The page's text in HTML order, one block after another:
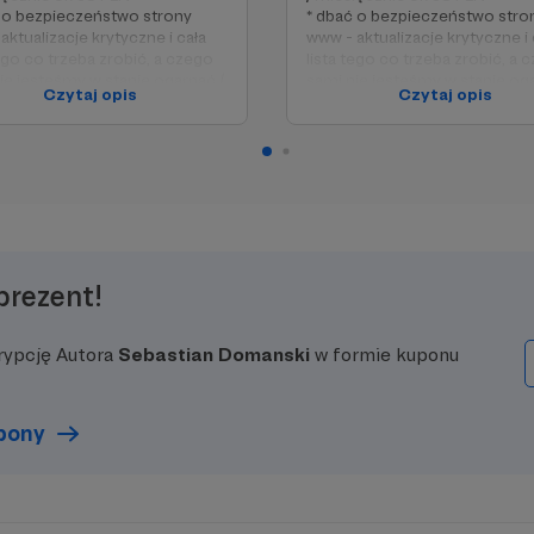
o bezpieczeństwo strony
krytyczne i cała
ok 200 PLN
Czytaj opis
* dbać o bezpieczeństwo
www - aktualizacje krytyczne i
miesiecznie ok 200 PLN
Czytaj opis
Autora Sebastian Domanski w formie kuponu